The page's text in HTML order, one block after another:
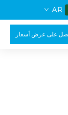
AR
على عرض أسعار